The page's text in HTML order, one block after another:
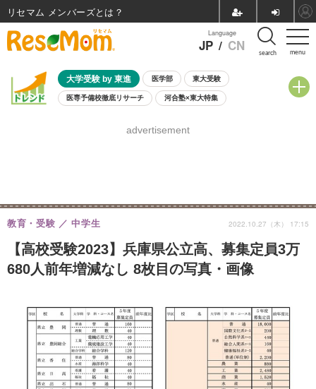
menu
Language
JP / CN search
大学受験 by 東進 医学部 東大受験
医専予備校徹底リサーチ 河合塾×東大特集
8月開催学校説明会・相談会
advertisement
【高校受験2023】兵庫県公立高、募集定員3万
680人前年増減なし 8枚目の写真・画像
教育・受験 中学生 2022.10.27（木） 17:15
リセマム メンバーズ